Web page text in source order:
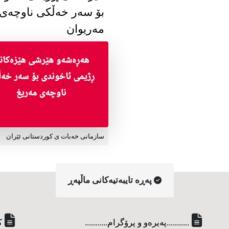
بۆ سەر خەڵکی
مەریوان
سازمانی خەبات ی کوردستانی ئێران
په‌ڕه‌ تایبه‌تیه‌کانی ماڵپه‌ڕ
...........په‌یره‌و و پرۆگرام...........